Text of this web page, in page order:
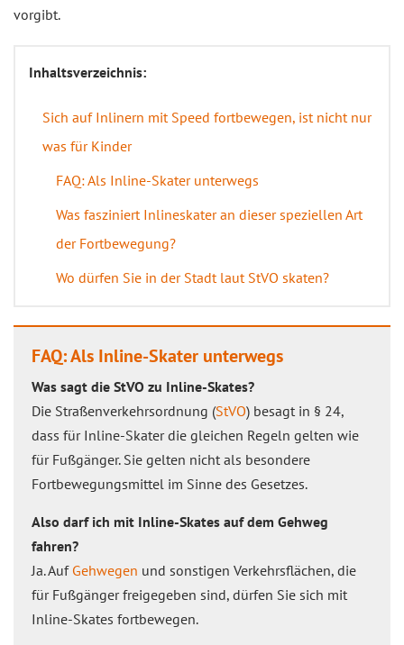
vorgibt.
Inhaltsverzeichnis:
Sich auf Inlinern mit Speed fortbewegen, ist nicht nur
was für Kinder
FAQ: Als Inline-Skater unterwegs
Was fasziniert Inlineskater an dieser speziellen Art
der Fortbewegung?
Wo dürfen Sie in der Stadt laut StVO skaten?
FAQ: Als Inline-Skater unterwegs
Was sagt die StVO zu Inline-Skates?
Die Straßenverkehrsordnung (StVO) besagt in § 24,
dass für Inline-Skater die gleichen Regeln gelten wie
für Fußgänger. Sie gelten nicht als besondere
Fortbewegungsmittel im Sinne des Gesetzes.
Also darf ich mit Inline-Skates auf dem Gehweg
fahren?
Ja. Auf Gehwegen und sonstigen Verkehrsflächen, die
für Fußgänger freigegeben sind, dürfen Sie sich mit
Inline-Skates fortbewegen.